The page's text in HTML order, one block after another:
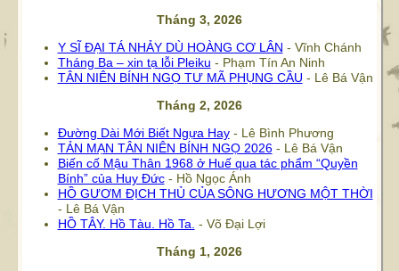
Tháng 3, 2026
Y SĨ ĐẠI TÁ NHẢY DÙ HOÀNG CƠ LÂN - Vĩnh Chánh
Tháng Ba – xin tạ lỗi Pleiku - Phạm Tín An Ninh
TÂN NIÊN BÍNH NGỌ TƯ MÃ PHỤNG CẦU - Lê Bá Vận
Tháng 2, 2026
Đường Dài Mới Biết Ngựa Hay- Lê Bình Phương
TẢN MẠN TÂN NIÊN BÍNH NGỌ 2026- Lê Bá Vận
Biến cố Mậu Thân 1968 ở Huế qua tác phẩm “Quyền
Bính” của Huy Đức- Hồ Ngọc Ánh
HỒ GƯƠM ĐỊCH THỦ CỦA SÔNG HƯƠNG MỘT THỜI
- Lê Bá Vận
HỒ TÂY. Hồ Tàu. Hồ Ta. - Võ Đại Lợi
Tháng 1, 2026